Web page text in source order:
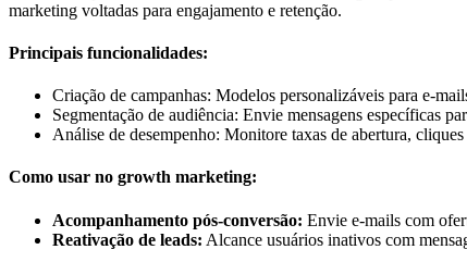
marketing voltadas para engajamento e retenção.
Principais funcionalidades:
Criação de campanhas: Modelos personalizáveis para e-
Segmentação de audiência: Envie mensagens específicas
Análise de desempenho: Monitore taxas de abertura, cliques
Como usar no growth marketing:
Acompanhamento pós-conversão: Envie e-mails com
Reativação de leads: Alcance usuários inativos com